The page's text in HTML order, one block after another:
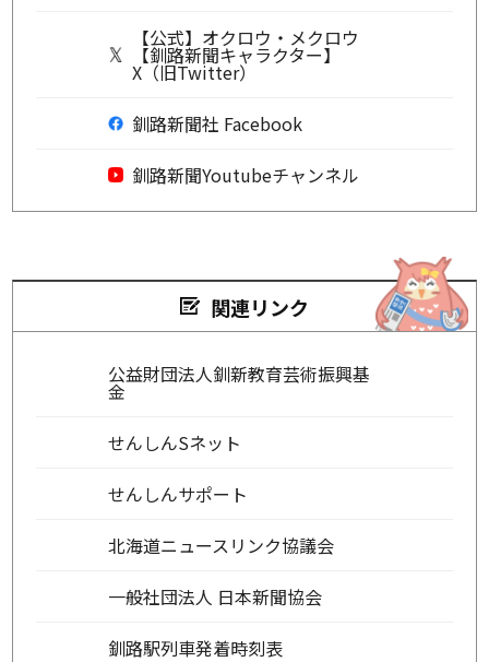
【公式】オクロウ・メクロウ
【釧路新聞キャラクター】
X（旧Twitter）
釧路新聞社 Facebook
釧路新聞Youtubeチャンネル
関連リンク
公益財団法人釧新教育芸術振興基
金
せんしんSネット
せんしんサポート
北海道ニュースリンク協議会
一般社団法人 日本新聞協会
釧路駅列車発着時刻表